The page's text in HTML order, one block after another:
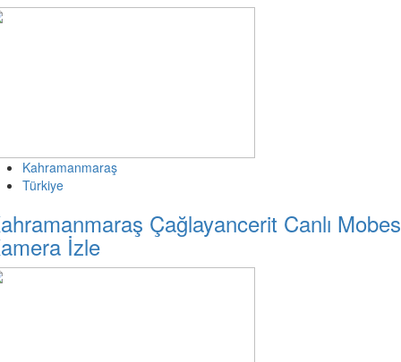
Kahramanmaraş
Türkiye
Çağlayancerit Canlı
İzle